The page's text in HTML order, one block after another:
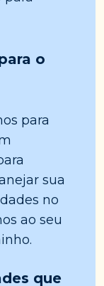
o
para
sua
no
ao seu
que